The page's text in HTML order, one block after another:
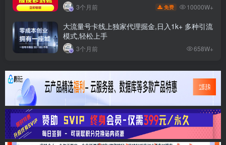
3个月前 免费 10000W+
大流量号卡线上独家代理掘金,日入1k+ 多种引流
模式,轻松上手
3个月前 658W+